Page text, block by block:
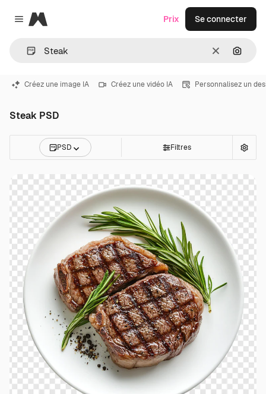
Close menu
Magnific
Effacer
Prix Se connecter
Créez une image IA Créez une vidéo IA Personnalisez un
Steak PSD
PSD Filtres